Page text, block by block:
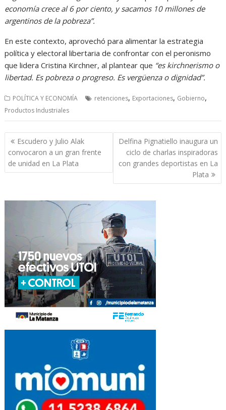
economía crece al 6 por ciento, y sacamos 10 millones de
argentinos de la pobreza”.
En este contexto, aprovechó para alimentar la estrategia
política y electoral libertaria de confrontar con el peronismo
que lidera Cristina Kirchner, al plantear que “es kirchnerismo o
libertad. Es pobreza o progreso. Es vergüenza o dignidad”.
POLÍTICA Y ECONOMÍA retenciones, Exportaciones, Gobierno,
Productos Industriales
Navegación
de
entradas
Escudero y Julio Alak
convocaron a un gran frente
de unidad en La Plata
Delfina Pignatiello inaugura un
ciclo de charlas inspiradoras
con grandes deportistas en La
Plata